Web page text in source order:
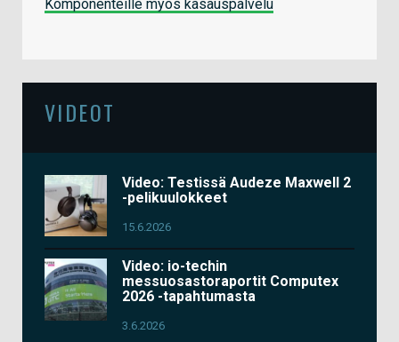
Komponenteille myös kasauspalvelu
VIDEOT
Video: Testissä Audeze Maxwell 2
-pelikuulokkeet
15.6.2026
Video: io-techin
messuosastoraportit Computex
2026 -tapahtumasta
3.6.2026